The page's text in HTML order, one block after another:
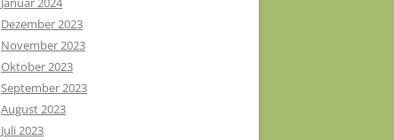
Dezember 2023
November 2023
Oktober 2023
September 2023
August 2023
Juli 2023